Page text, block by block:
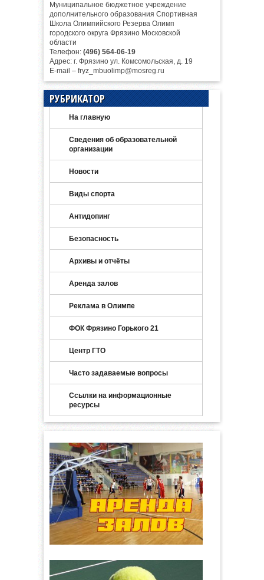
Муниципальное бюджетное учреждение
дополнительного образования Спортивная
Школа Олимпийского Резерва Олимп
городского округа Фрязино Московской
области
Телефон: (496) 564-06-19
Адрес: г. Фрязино ул. Комсомольская, д. 19
E-mail – fryz_mbuolimp@mosreg.ru
РУБРИКАТОР
На главную
Сведения об образовательной
организации
Новости
Виды спорта
Антидопинг
Безопасность
Архивы и отчёты
Аренда залов
Реклама в Олимпе
ФОК Фрязино Горького 21
Центр ГТО
Часто задаваемые вопросы
Ссылки на информационные
ресурсы